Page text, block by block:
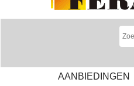
AANBIEDINGEN